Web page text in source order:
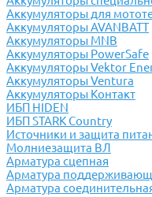
Аккумуляторы для
Аккумуляторы AVANBATT
Аккумуляторы MNB
Аккумуляторы PowerSafe
Аккумуляторы Vektor
Аккумуляторы Ventura
Аккумуляторы Контакт
ИБП HIDEN
ИБП STARK Country
Источники и защита
Молниезащита ВЛ
Арматура сцепная
Арматура
Арматура